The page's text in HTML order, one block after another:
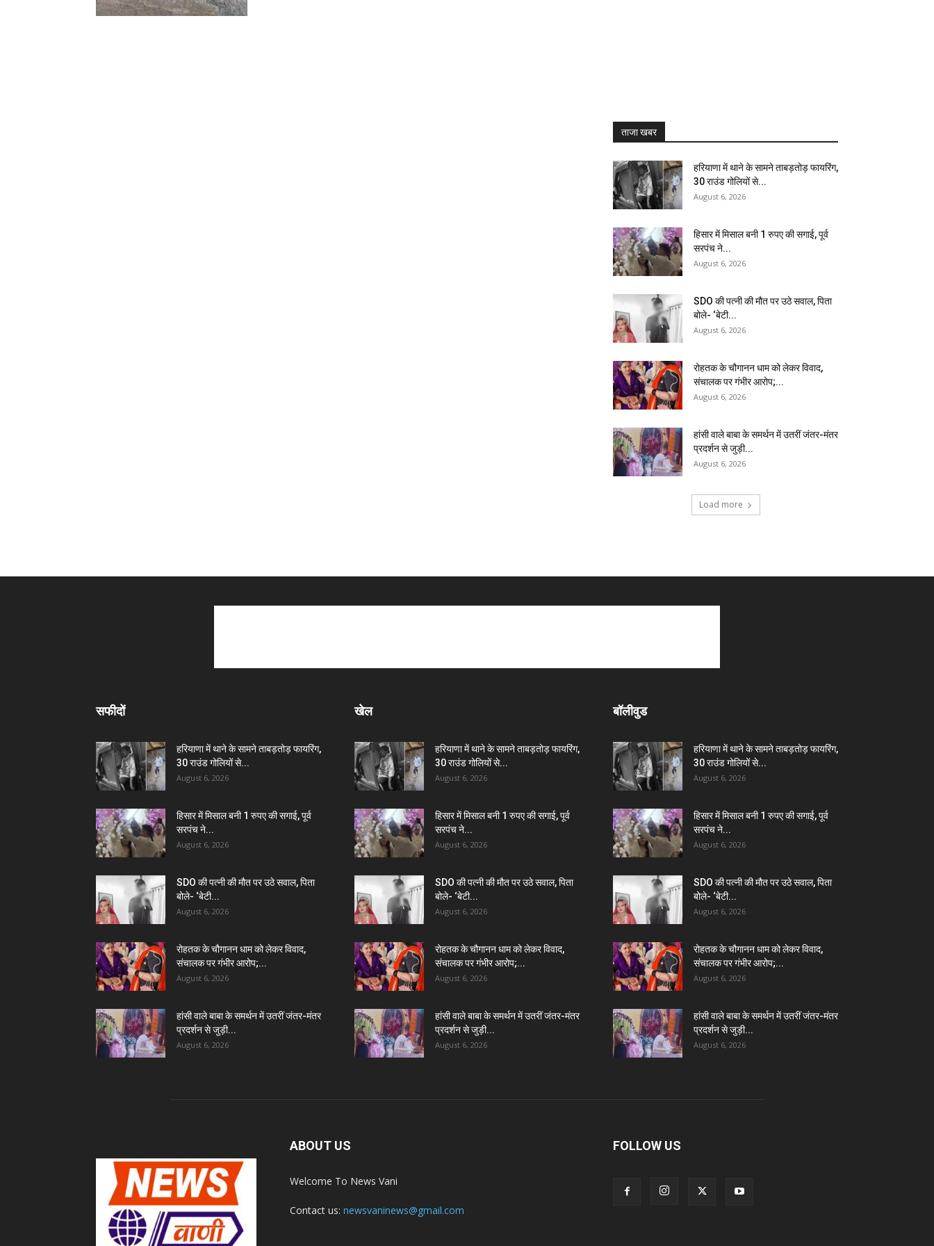
ताजा खबर
हरियाणा में थाने के सामने ताबड़तोड़ फायरिंग,
30 राउंड गोलियों से...
August 6, 2026
हिसार में मिसाल बनी 1 रुपए की सगाई, पूर्व
सरपंच ने...
August 6, 2026
SDO की पत्नी की मौत पर उठे सवाल, पिता
बोले- ‘बेटी...
August 6, 2026
रोहतक के चौगानन धाम को लेकर विवाद,
संचालक पर गंभीर आरोप;...
August 6, 2026
हांसी वाले बाबा के समर्थन में उतरीं जंतर-मंतर
प्रदर्शन से जुड़ी...
August 6, 2026
Load more
सफीदों
हरियाणा में थाने के सामने ताबड़तोड़ फायरिंग,
30 राउंड गोलियों से...
August 6, 2026
हिसार में मिसाल बनी 1 रुपए की सगाई, पूर्व
सरपंच ने...
August 6, 2026
SDO की पत्नी की मौत पर उठे सवाल, पिता
बोले- ‘बेटी...
August 6, 2026
रोहतक के चौगानन धाम को लेकर विवाद,
संचालक पर गंभीर आरोप;...
August 6, 2026
हांसी वाले बाबा के समर्थन में उतरीं जंतर-मंतर
प्रदर्शन से जुड़ी...
August 6, 2026
खेल
हरियाणा में थाने के सामने ताबड़तोड़ फायरिंग,
30 राउंड गोलियों से...
August 6, 2026
हिसार में मिसाल बनी 1 रुपए की सगाई, पूर्व
सरपंच ने...
August 6, 2026
SDO की पत्नी की मौत पर उठे सवाल, पिता
बोले- ‘बेटी...
August 6, 2026
रोहतक के चौगानन धाम को लेकर विवाद,
संचालक पर गंभीर आरोप;...
August 6, 2026
हांसी वाले बाबा के समर्थन में उतरीं जंतर-मंतर
प्रदर्शन से जुड़ी...
August 6, 2026
बॉलीवुड
हरियाणा में थाने के सामने ताबड़तोड़ फायरिंग,
30 राउंड गोलियों से...
August 6, 2026
हिसार में मिसाल बनी 1 रुपए की सगाई, पूर्व
सरपंच ने...
August 6, 2026
SDO की पत्नी की मौत पर उठे सवाल, पिता
बोले- ‘बेटी...
August 6, 2026
रोहतक के चौगानन धाम को लेकर विवाद,
संचालक पर गंभीर आरोप;...
August 6, 2026
हांसी वाले बाबा के समर्थन में उतरीं जंतर-मंतर
प्रदर्शन से जुड़ी...
August 6, 2026
ABOUT US
Welcome To News Vani
Contact us: newsvaninews@gmail.com
FOLLOW US